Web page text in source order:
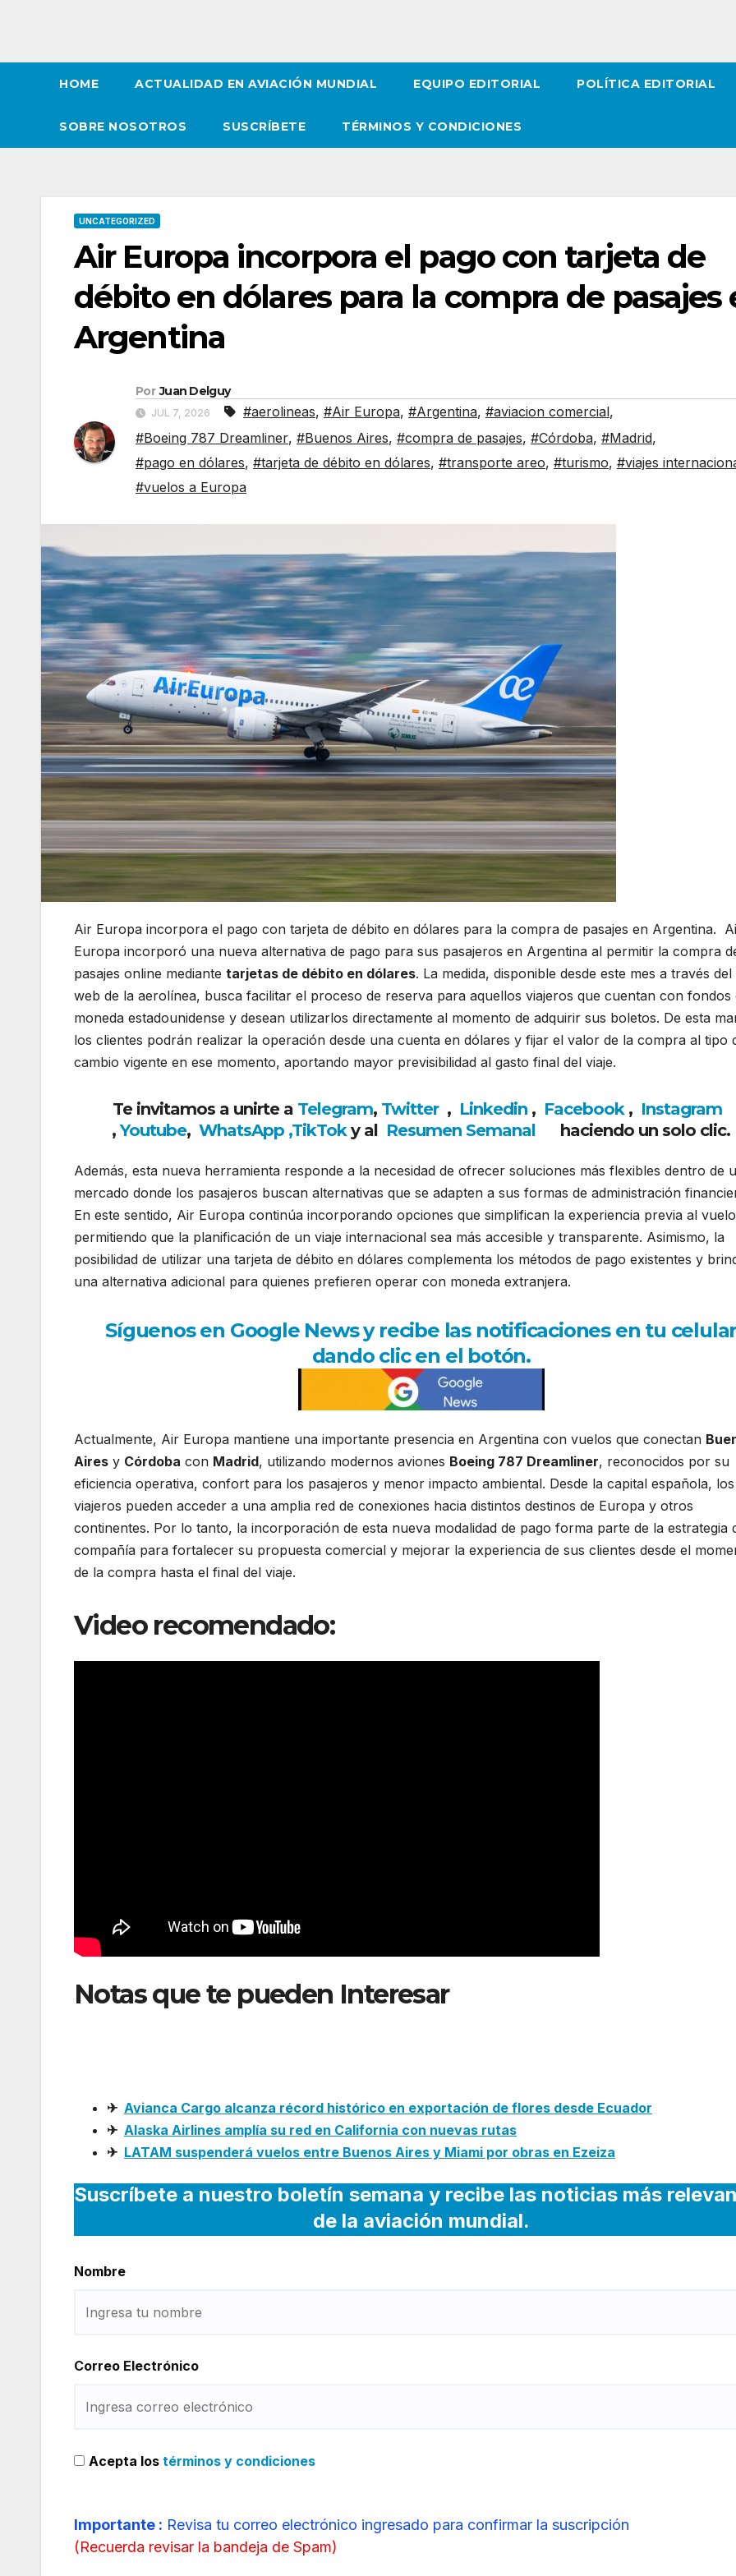
HOME ACTUALIDAD EN AVIACIÓN MUNDIAL EQUIPO EDITORIAL POLÍTICA EDITORIAL
SOBRE NOSOTROS SUSCRÍBETE TÉRMINOS Y CONDICIONES
UNCATEGORIZED
Air Europa incorpora el pago con tarjeta de
débito en dólares para la compra de pasajes
Argentina
Por Juan Delguy
JUL 7, 2026 #aerolineas, #Air Europa, #Argentina, #aviacion comercial,
#Boeing 787 Dreamliner, #Buenos Aires, #compra de pasajes, #Córdoba, #Madrid,
#pago en dólares, #tarjeta de débito en dólares, #transporte areo, #turismo, #viajes
#vuelos a Europa
Air Europa incorpora el pago con tarjeta de débito en dólares para la compra de pasajes en Argentina.
Europa incorporó una nueva alternativa de pago para sus pasajeros en Argentina al permitir la compra
pasajes online mediante tarjetas de débito en dólares. La medida, disponible desde este mes a través del
web de la aerolínea, busca facilitar el proceso de reserva para aquellos viajeros que cuentan con fondos
moneda estadounidense y desean utilizarlos directamente al momento de adquirir sus boletos. De esta
los clientes podrán realizar la operación desde una cuenta en dólares y fijar el valor de la compra al tipo
cambio vigente en ese momento, aportando mayor previsibilidad al gasto final del viaje.
Te invitamos a unirte a Telegram, Twitter , Linkedin, Facebook, Instagram
,Youtube,WhatsApp ,TikToky al Resumen Semanal haciendo un solo clic.
Además, esta nueva herramienta responde a la necesidad de ofrecer soluciones más flexibles dentro de
mercado donde los pasajeros buscan alternativas que se adapten a sus formas de administración
En este sentido, Air Europa continúa incorporando opciones que simplifican la experiencia previa al
permitiendo que la planificación de un viaje internacional sea más accesible y transparente. Asimismo, la
posibilidad de utilizar una tarjeta de débito en dólares complementa los métodos de pago existentes y
una alternativa adicional para quienes prefieren operar con moneda extranjera.
Síguenos en Google News y recibe las notificaciones en tu celular
dando clic en el botón.
Actualmente, Air Europa mantiene una importante presencia en Argentina con vuelos que conectan
Aires y Córdoba con Madrid, utilizando modernos aviones Boeing 787 Dreamliner, reconocidos por su
eficiencia operativa, confort para los pasajeros y menor impacto ambiental. Desde la capital española, los
viajeros pueden acceder a una amplia red de conexiones hacia distintos destinos de Europa y otros
continentes. Por lo tanto, la incorporación de esta nueva modalidad de pago forma parte de la estrategia
compañía para fortalecer su propuesta comercial y mejorar la experiencia de sus clientes desde el
de la compra hasta el final del viaje.
Video recomendado:
Notas que te pueden Interesar: Air Europa incorpora el
✈ Avianca Cargo alcanza récord histórico en exportación de flores desde Ecuador
✈ Alaska Airlines amplía su red en California con nuevas rutas
✈ LATAM suspenderá vuelos entre Buenos Aires y Miami por obras en Ezeiza
Suscríbete a nuestro boletín semana y recibe las noticias más
de la aviación mundial.
Nombre
Correo Electrónico
Acepta los términos y condiciones
Importante : Revisa tu correo electrónico ingresado para confirmar la suscripción
(Recuerda revisar la bandeja de Spam)